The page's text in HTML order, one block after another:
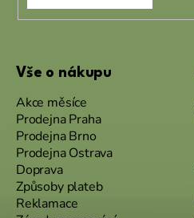
Vše o nákupu
Akce měsíce
Prodejna Praha
Prodejna Brno
Prodejna Ostrava
Doprava
Způsoby plateb
Reklamace